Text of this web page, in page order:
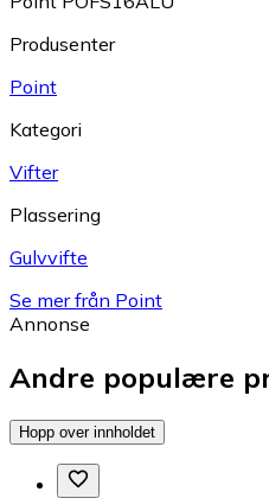
Produsenter
Point
Kategori
Vifter
Plassering
Gulvvifte
Se mer från Point
Annonse
Andre populære
Hopp over innholdet